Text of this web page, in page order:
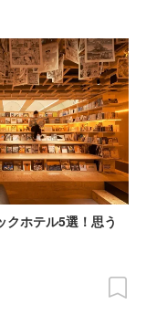
クホテル5選！思う